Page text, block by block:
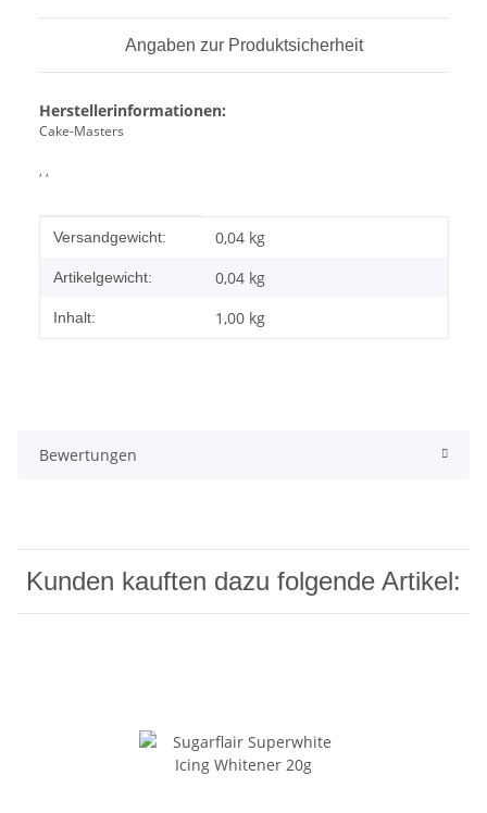
Angaben zur Produktsicherheit
Herstellerinformationen:
Cake-Masters
, ,
Produkteigenschaft
Wert
Versandgewicht: 0,04 kg
Artikelgewicht: 0,04 kg
Inhalt: 1,00 kg
Bewertungen
Kunden kauften dazu folgende Artikel: